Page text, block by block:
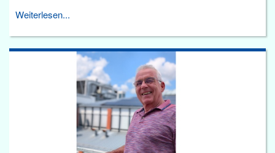
Weiterlesen...